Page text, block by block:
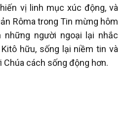
vị linh mục xúc động, và
Rôma trong Tin mừng hôm
những người ngoại lại nhắc
hữu, sống lại niềm tin và
Chúa cách sống động hơn.